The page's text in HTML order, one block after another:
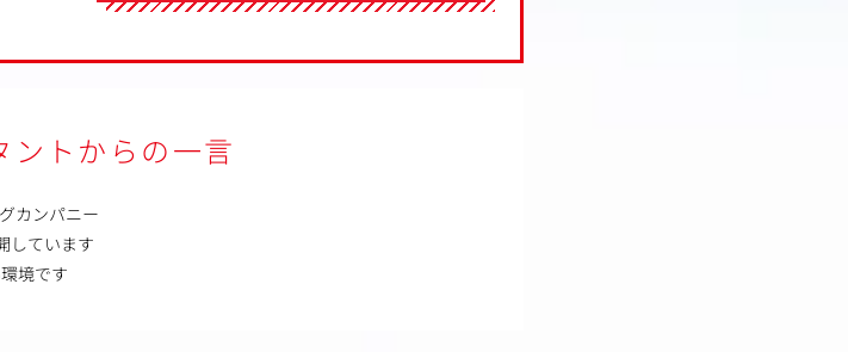
ントからの一言
カンパニー
しています
境です